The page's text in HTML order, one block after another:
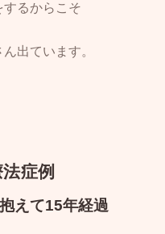
るからこそ
出ています。
症例
えて15年経過